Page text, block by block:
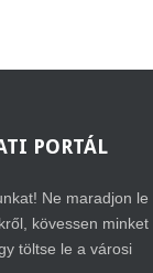
PORTÁL
Ne maradjon le
kövessen minket
töltse le a városi